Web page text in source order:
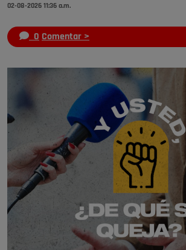
02-08-2026 11:36 a.m.
0 Comentar >